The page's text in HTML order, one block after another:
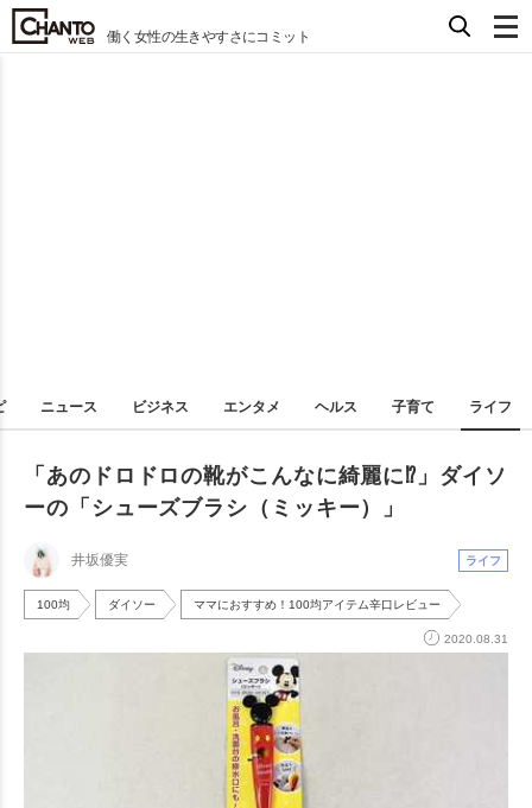
働く女性の生きやすさにコミット
ニュース ビジネス エンタメ ヘルス 子育て ライフ
「あのドロドロの靴がこんなに綺麗に⁉︎」ダイソ
ーの「シューズブラシ（ミッキー）」
井坂優実 ライフ
100均 ダイソー ママにおすすめ！100均アイテム辛口レビュー
2020.08.31